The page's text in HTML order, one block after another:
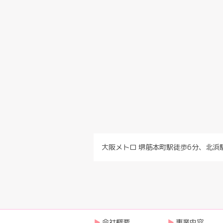
大阪メトロ 堺筋本町駅徒歩6分、北浜